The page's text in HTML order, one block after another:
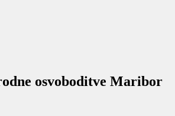
osvoboditve Maribor